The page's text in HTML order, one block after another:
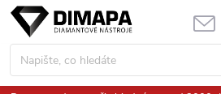
Přejít
obsah